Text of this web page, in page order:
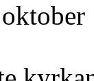
oktober